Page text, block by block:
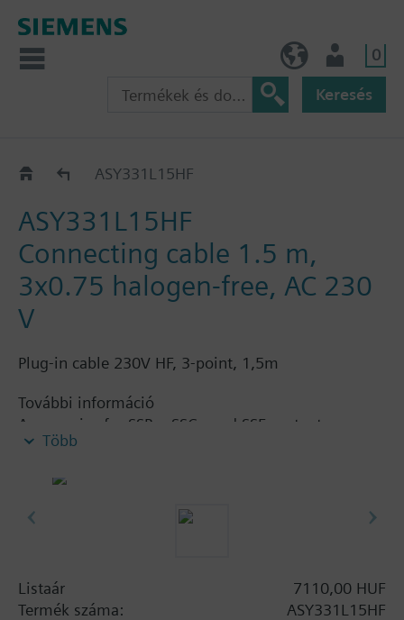
0
Keresés
ASY1..ASY331L15HF
ASY331L15HF
Connecting cable 1.5 m,
3x0.75 halogen-free, AC 230
V
Plug-in cable 230V HF, 3-point, 1,5m
További információ
Accessories for SSB.., SSC.. and SSF.. actuators
Több
Listaár
7110,00 HUF
Termék száma:
ASY331L15HF